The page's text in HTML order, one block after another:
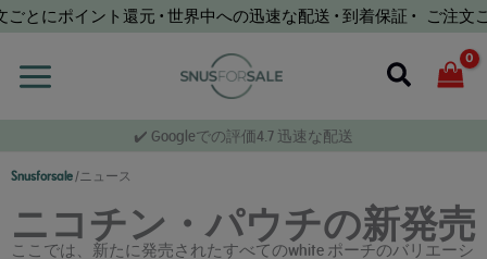
コ
ン
ツ
ス
ポイント還元 • 世界中への迅速な配送 • 到着保証 • ご注文
検
✔️ Googleでの評価4.7 迅速な配送
Snusforsale/ニュース
ニコチン・パウチの新発売
ここでは、新たに発売されたすべてのwhite ポーチのバリエーシ